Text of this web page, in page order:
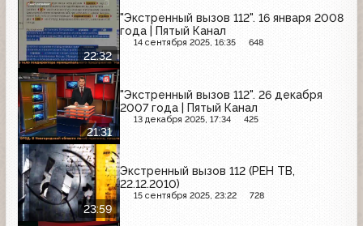
22:32
"Экстренный вызов 112". 16 января 2008
года | Пятый Канал
14 сентября 2025, 16:35 648
21:31
"Экстренный вызов 112". 26 декабря
2007 года | Пятый Канал
13 декабря 2025, 17:34 425
23:59
Экстренный вызов 112 (РЕН ТВ,
22.12.2010)
15 сентября 2025, 23:22 728